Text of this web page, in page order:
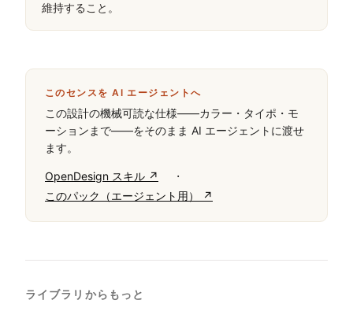
維持すること。
このセンスを AI エージェントへ
この設計の機械可読な仕様——カラー・タイポ・モ
ーションまで——をそのまま AI エージェントに渡せ
ます。
OpenDesign スキル ↗ ·
このパック（エージェント用） ↗
ライブラリからもっと